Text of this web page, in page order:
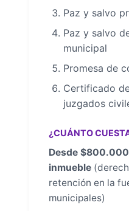
Paz y salvo
Paz y salvo
municipal
Promesa de
Certificado
juzgados
¿CUÁNTO
Desde
inmueble
retención en la
municipales)